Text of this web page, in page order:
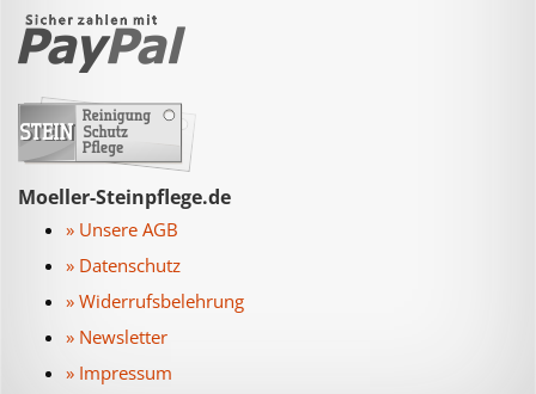
Moeller-Steinpflege.de
» Unsere AGB
» Datenschutz
» Widerrufsbelehrung
» Newsletter
» Impressum